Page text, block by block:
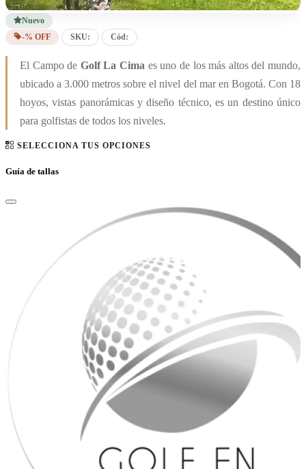
Nuevo
-% OFF
SKU: Cód:
El Campo de Golf La Cima es uno de los más altos del mundo,
ubicado a 3.000 metros sobre el nivel del mar en Bogotá. Con 18
hoyos, vistas panorámicas y diseño técnico, es un destino único
para golfistas de todos los niveles.
SELECCIONA TUS OPCIONES
Guía de tallas